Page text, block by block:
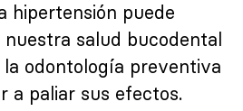
hipertensión puede
salud bucodental
odontología preventiva
a paliar sus efectos.